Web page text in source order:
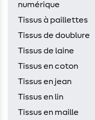
numérique
Tissus à paillettes
Tissus de doublure
Tissus de laine
Tissus en coton
Tissus en jean
Tissus en lin
Tissus en maille